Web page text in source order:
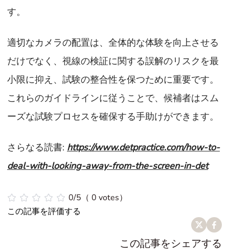
す。
適切なカメラの配置は、全体的な体験を向上させる
だけでなく、視線の検証に関する誤解のリスクを最
小限に抑え、試験の整合性を保つために重要です。
これらのガイドラインに従うことで、候補者はスム
ーズな試験プロセスを確保する手助けができます。
さらなる読書: https://www.detpractice.com/how-to-
deal-with-looking-away-from-the-screen-in-det
0/5（ 0 votes）
この記事を評価する
この記事をシェアする